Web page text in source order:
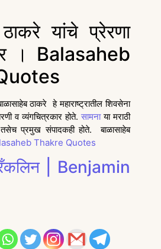
ठाकरे यांचे प्रेरणा
। Balasaheb
ठाकरे हे महाराष्ट्रातील शिवसेना
व व्यंगचित्रकार होते. सामनाया मराठी
प्रमुख संपादकही होते. बाळासाहेब
Thakre Quotes
| Benjamin